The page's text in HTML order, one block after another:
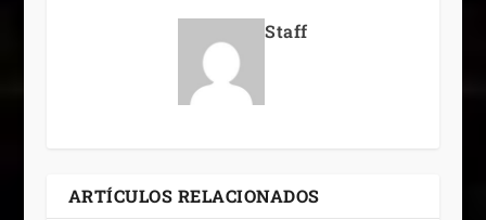
Staff
ARTÍCULOS RELACIONADOS